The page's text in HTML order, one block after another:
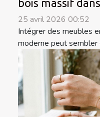
bois massif
25 avril 2026 00:52
Intégrer des meubles
moderne peut sembler